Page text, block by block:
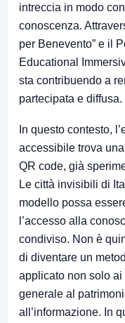
intreccia in modo
conoscenza.
per Benevento” e il
Educational
sta contribuendo a
partecipata e diffusa.
In questo contesto,
accessibile trova
QR code, già
Le città invisibili di
modello possa
l’accesso alla
condiviso. Non è
di diventare un
applicato non solo
generale al
all’informazione. In